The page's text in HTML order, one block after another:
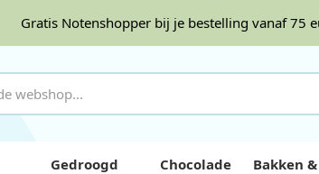
Gratis Notenshopper bij je bestelling vanaf 75
Gedroogd
Chocolade
Bakken &